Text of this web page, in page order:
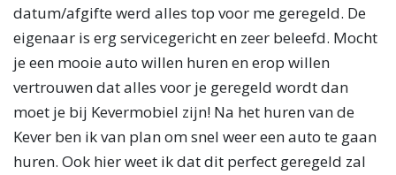
datum/afgifte werd alles top voor me geregeld. De
eigenaar is erg servicegericht en zeer beleefd. Mocht
je een mooie auto willen huren en erop willen
vertrouwen dat alles voor je geregeld wordt dan
moet je bij Kevermobiel zijn! Na het huren van de
Kever ben ik van plan om snel weer een auto te gaan
huren. Ook hier weet ik dat dit perfect geregeld zal